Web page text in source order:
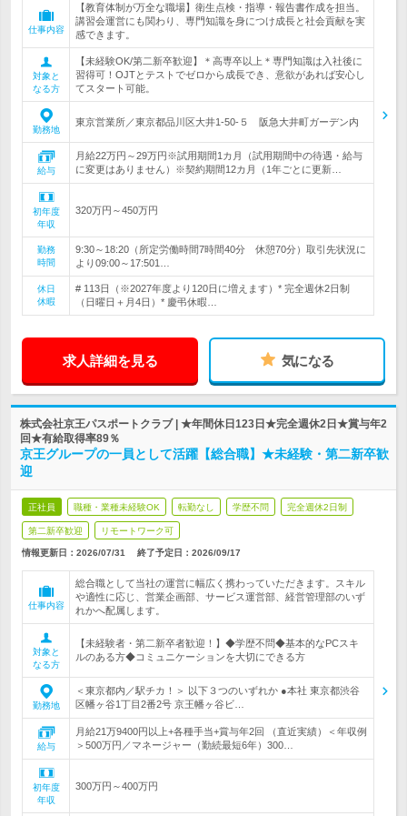
仕事内容
【教育体制が万全な職場】衛生点検・指導・報告書作成を担当。
講習会運営にも関わり、専門知識を身につけ成長と社会貢献を実
感できます。
対象と
なる方
【未経験OK/第二新卒歓迎】＊高専卒以上＊専門知識は入社後に
習得可！OJTとテストでゼロから成長でき、意欲があれば安心し
てスタート可能。
勤務地
東京営業所／東京都品川区大井1-50-５ 阪急大井町ガーデン内
給与
月給22万円～29万円※試用期間1カ月（試用期間中の待遇・給与
に変更はありません）※契約期間12カ月（1年ごとに更新…
初年度
年収
320万円～450万円
勤務
時間
9:30～18:20（所定労働時間7時間40分 休憩70分）取引先状況に
より09:00～17:501…
休日
休暇
# 113日（※2027年度より120日に増えます）* 完全週休2日制
（日曜日＋月4日）* 慶弔休暇…
求人詳細を見る 気になる
株式会社京王パスポートクラブ | ★年間休日123日★完全週休2日★賞与年2
回★有給取得率89％
京王グループの一員として活躍【総合職】★未経験・第二新卒歓
迎
正社員 職種・業種未経験OK 転勤なし 学歴不問 完全週休2日制
第二新卒歓迎 リモートワーク可
情報更新日：2026/07/31 終了予定日： 2026/09/17
仕事内容
総合職として当社の運営に幅広く携わっていただきます。スキル
や適性に応じ、営業企画部、サービス運営部、経営管理部のいず
れかへ配属します。
対象と
なる方
【未経験者・第二新卒者歓迎！】◆学歴不問◆基本的なPCスキ
ルのある方◆コミュニケーションを大切にできる方
勤務地
＜東京都内／駅チカ！＞ 以下３つのいずれか ●本社 東京都渋谷
区幡ヶ谷1丁目2番2号 京王幡ヶ谷ビ…
給与
月給21万9400円以上+各種手当+賞与年2回 （直近実績）＜年収例
＞500万円／マネージャー（勤続最短6年）300…
初年度
年収
300万円～400万円